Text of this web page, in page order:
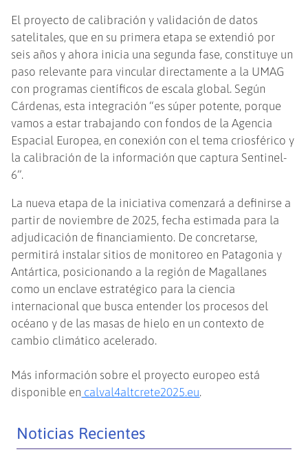
El proyecto de calibración y validación de datos
satelitales, que en su primera etapa se extendió por
seis años y ahora inicia una segunda fase, constituye un
paso relevante para vincular directamente a la UMAG
con programas científicos de escala global. Según
Cárdenas, esta integración “es súper potente, porque
vamos a estar trabajando con fondos de la Agencia
Espacial Europea, en conexión con el tema criosférico y
la calibración de la información que captura Sentinel-
6”.
La nueva etapa de la iniciativa comenzará a definirse a
partir de noviembre de 2025, fecha estimada para la
adjudicación de financiamiento. De concretarse,
permitirá instalar sitios de monitoreo en Patagonia y
Antártica, posicionando a la región de Magallanes
como un enclave estratégico para la ciencia
internacional que busca entender los procesos del
océano y de las masas de hielo en un contexto de
cambio climático acelerado.
Más información sobre el proyecto europeo está
disponible en calval4altcrete2025.eu.
Noticias Recientes